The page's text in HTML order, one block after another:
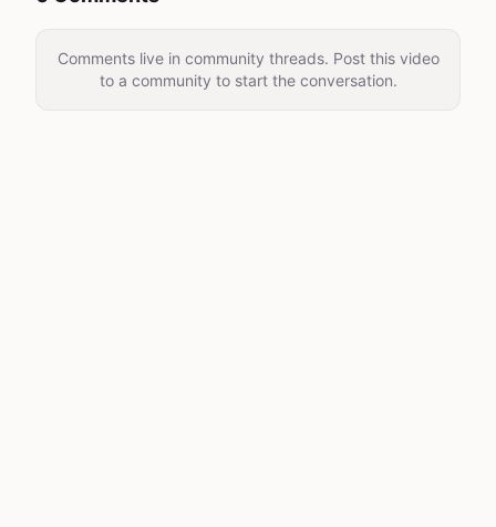
Comments live in community threads. Post this video
to a community to start the conversation.